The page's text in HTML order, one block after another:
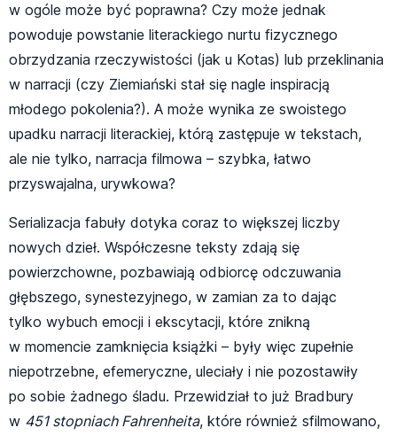
w ogóle może być poprawna? Czy może jednak
powoduje powstanie literackiego nurtu fizycznego
obrzydzania rzeczywistości (jak u Kotas) lub przeklinania
w narracji (czy Ziemiański stał się nagle inspiracją
młodego pokolenia?). A może wynika ze swoistego
upadku narracji literackiej, którą zastępuje w tekstach,
ale nie tylko, narracja filmowa – szybka, łatwo
przyswajalna, urywkowa?
Serializacja fabuły dotyka coraz to większej liczby
nowych dzieł. Współczesne teksty zdają się
powierzchowne, pozbawiają odbiorcę odczuwania
głębszego, synestezyjnego, w zamian za to dając
tylko wybuch emocji i ekscytacji, które znikną
w momencie zamknięcia książki – były więc zupełnie
niepotrzebne, efemeryczne, uleciały i nie pozostawiły
po sobie żadnego śladu. Przewidział to już Bradbury
w 451 stopniach Fahrenheita, które również sfilmowano,